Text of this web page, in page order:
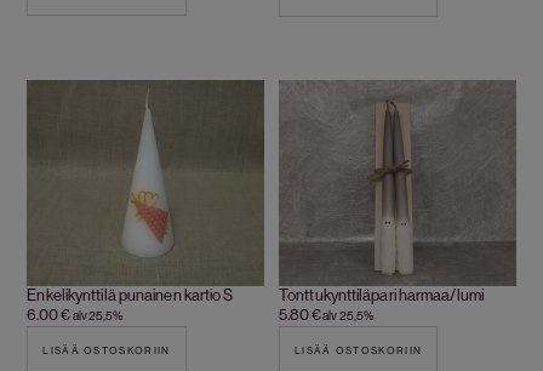
Enkelikynttilä punainen kartio S
6.00€alv 25,5%
LISÄÄ OSTOSKORIIN
Tonttukynttiläpari harmaa/lumi
5.80€alv 25,5%
LISÄÄ OSTOSKORIIN